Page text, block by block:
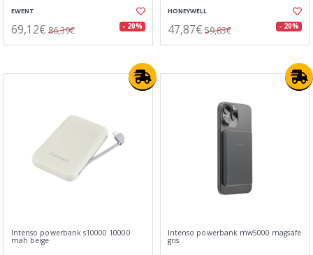
EWENT
69,12€ 86,39€ - 20%
HONEYWELL
47,87€ 59,83€ - 20%
Intenso powerbank s10000 10000
mah beige
Intenso powerbank mw5000 magsafe
gris